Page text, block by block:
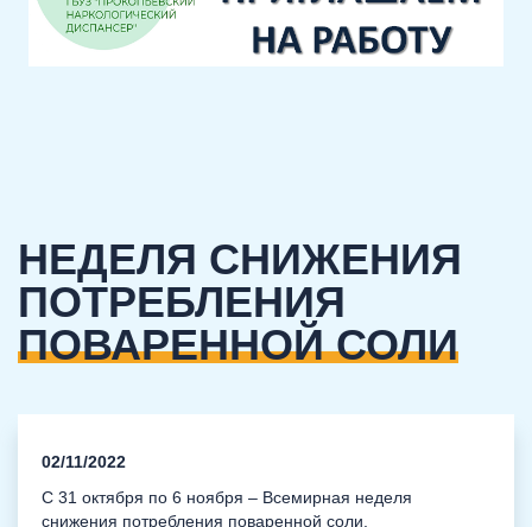
НЕДЕЛЯ СНИЖЕНИЯ
ПОТРЕБЛЕНИЯ
ПОВАРЕННОЙ СОЛИ
02/11/2022
С 31 октября по 6 ноября – Всемирная неделя
снижения потребления поваренной соли.